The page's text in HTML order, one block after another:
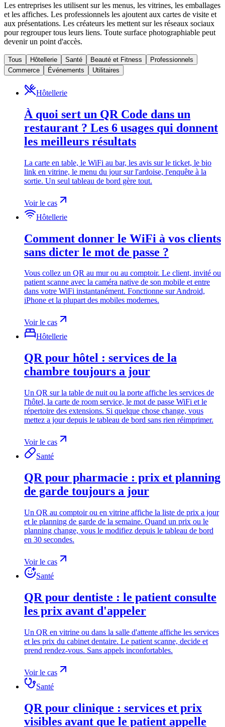
Les entreprises les utilisent sur les menus, les vitrines, les emballages
et les affiches. Les professionnels les ajoutent aux cartes de visite et
aux présentations. Les créateurs les mettent sur les réseaux sociaux
pour regrouper tous leurs liens. Toute surface photographiable peut
devenir un point d'accès.
Tous Hôtellerie Santé Beauté et Fitness
Professionnels
Commerce
Événements Utilitaires
Hôtellerie
À quoi sert un QR Code dans un
restaurant ? Les 6 usages qui donnent
les meilleurs résultats
La carte en table, le WiFi au bar, les avis sur le ticket, le bio
link en vitrine, le menu du jour sur l'ardoise, l'enquête à la
sortie. Un seul tableau de bord gère tout.
Voir le cas
Hôtellerie
Comment donner le WiFi à vos clients
sans dicter le mot de passe ?
Vous collez un QR au mur ou au comptoir. Le client, invité ou
patient scanne avec la caméra native de son mobile et entre
dans votre WiFi instantanément. Fonctionne sur Android,
iPhone et la plupart des mobiles modernes.
Voir le cas
Hôtellerie
QR pour hôtel : services de la
chambre toujours a jour
Un QR sur la table de nuit ou la porte affiche les services de
l'hôtel, la carte de room service, le mot de passe WiFi et le
répertoire des extensions. Si quelque chose change, vous
mettez a jour depuis le tableau de bord sans rien réimprimer.
Voir le cas
Santé
QR pour pharmacie : prix et planning
de garde toujours a jour
Un QR au comptoir ou en vitrine affiche la liste de prix a jour
et le planning de garde de la semaine. Quand un prix ou le
planning change, vous le modifiez depuis le tableau de bord
en 30 secondes.
Voir le cas
Santé
QR pour dentiste : le patient consulte
les prix avant d'appeler
Un QR en vitrine ou dans la salle d'attente affiche les services
et les prix du cabinet dentaire. Le patient scanne, decide et
prend rendez-vous. Sans appels inconfortables.
Voir le cas
Santé
QR pour clinique : services et prix
visibles avant que le patient appelle